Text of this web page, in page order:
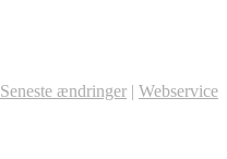
Seneste ændringer | Webservice